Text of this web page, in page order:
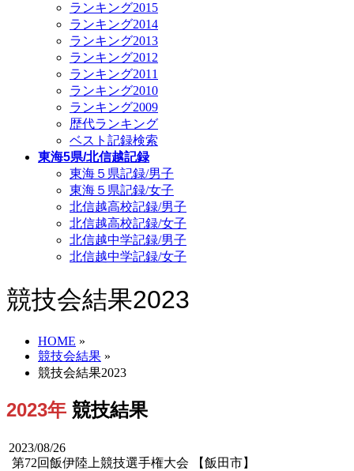
ランキング2015
ランキング2014
ランキング2013
ランキング2012
ランキング2011
ランキング2010
ランキング2009
歴代ランキング
ベスト記録検索
東海5県/北信越記録
東海５県記録/男子
東海５県記録/女子
北信越高校記録/男子
北信越高校記録/女子
北信越中学記録/男子
北信越中学記録/女子
競技会結果2023
HOME »
競技会結果 »
競技会結果2023
2023年 競技結果
2023/08/26
第72回飯伊陸上競技選手権大会 【飯田市】